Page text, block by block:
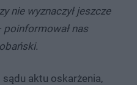
nie wyznaczył jeszcze
nas
aktu oskarżenia,